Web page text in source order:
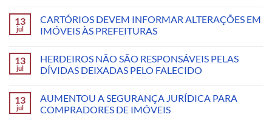
13
jul
CARTÓRIOS DEVEM INFORMAR ALTERAÇÕES EM
IMÓVEIS ÀS PREFEITURAS
13
jul
HERDEIROS NÃO SÃO RESPONSÁVEIS PELAS
DÍVIDAS DEIXADAS PELO FALECIDO
13
jul
AUMENTOU A SEGURANÇA JURÍDICA PARA
COMPRADORES DE IMÓVEIS